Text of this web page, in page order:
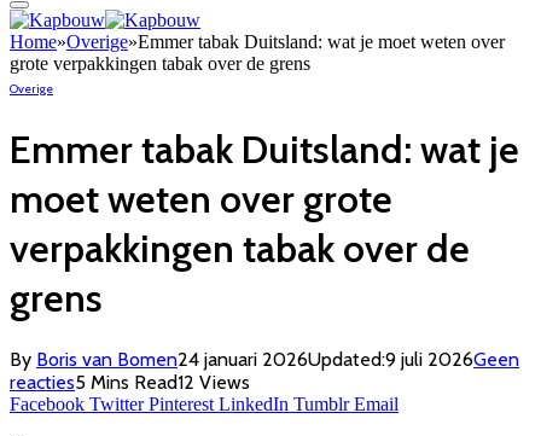
Home»Overige»Emmer tabak Duitsland: wat je moet weten over
grote verpakkingen tabak over de grens
Overige
Emmer tabak Duitsland: wat je
moet weten over grote
verpakkingen tabak over de
grens
By Boris van Bomen24 januari 2026Updated:9 juli 2026Geen
reacties5 Mins Read12 Views
Facebook Twitter Pinterest LinkedIn Tumblr Email